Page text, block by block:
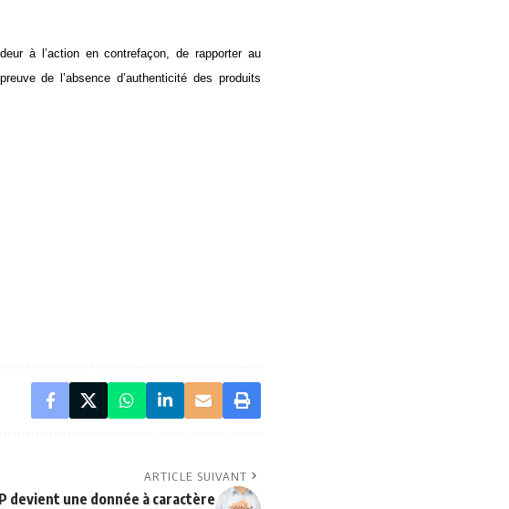
à l’action en contrefaçon, de rapporter au
de l’absence d’authenticité des produits
ARTICLE SUIVANT
devient une donnée à caractère